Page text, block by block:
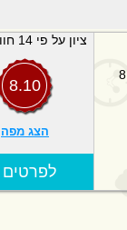
ציון על פי 14 חוות דעת
8.10
הצג מפה
! לפרטים
ממוקם כ- 100 מטרים מהחוף 3 ק``מ מהפארק הלאומי אשקלון, 8